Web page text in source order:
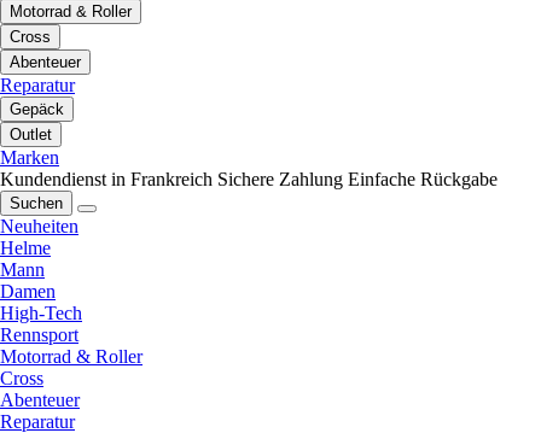
Motorrad & Roller
Cross
Abenteuer
Reparatur
Gepäck
Outlet
Marken
Kundendienst in Frankreich Sichere Zahlung Einfache Rückgabe
Suchen
Neuheiten
Helme
Mann
Damen
High-Tech
Rennsport
Motorrad & Roller
Cross
Abenteuer
Reparatur